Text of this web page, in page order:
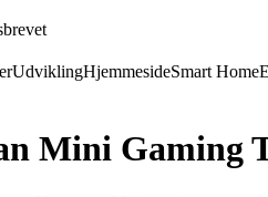
UdviklingHjemmesideSmart Home
Mini Gaming